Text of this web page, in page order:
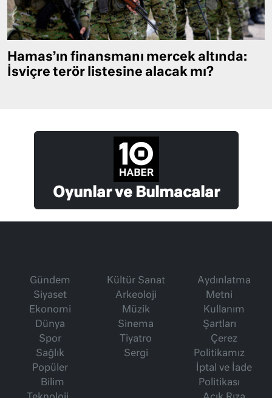
Hamas’ın finansmanı mercek altında:
İsviçre terör listesine alacak mı?
Oyunlar ve Bulmacalar
Gündem
Siyaset
Ekonomi
Dünya
Spor
Sağlık
Popüler
Bilim
Kültür Sanat
Arkeoloji
Müzik
Sinema
Tiyatro
Sergi
Aydınlatma
Metni
Kullanım
Şartları
Çerez
Politikamız
İptal ve İade
Politikası